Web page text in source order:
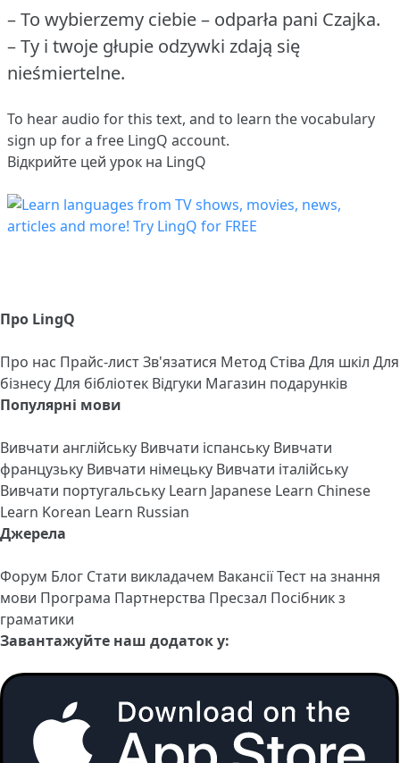
– To wybierzemy ciebie – odparła pani Czajka.
– Ty i twoje głupie odzywki zdają się
nieśmiertelne.
To hear audio for this text, and to learn the vocabulary
sign up for a free LingQ account.
Відкрийте цей урок на LingQ
Про LingQ
Про нас Прайс-листЗв'язатися Метод Стіва Для шкіл Для
бізнесуДля бібліотек Відгуки Магазин подарунків
Популярні мови
Вивчати англійську Вивчати іспанську Вивчати
французьку Вивчати німецьку Вивчати італійську
Вивчати португальську Learn Japanese Learn Chinese
Learn Korean Learn Russian
Джерела
Форум Блог Стати викладачем ВакансіїТест на знання
мови Програма Партнерства Пресзал Посібник з
граматики
Завантажуйте наш додаток у: